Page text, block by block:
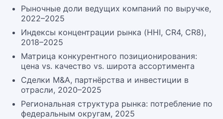
Рыночные доли ведущих компаний по выручке,
2022–2025
Индексы концентрации рынка (HHI, CR4, CR8),
2018–2025
Матрица конкурентного позиционирования:
цена vs. качество vs. широта ассортимента
Сделки M&A, партнёрства и инвестиции в
отрасли, 2020–2025
Региональная структура рынка: потребление по
федеральным округам, 2025